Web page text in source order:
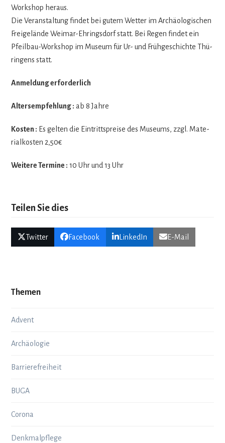
Work­shop heraus.
Die Ver­an­stal­tung fin­det bei gutem Wet­ter im Archäo­lo­gi­schen
Frei­ge­lände Wei­mar-Ehrings­dorf statt. Bei Regen fin­det ein
Pfeil­bau-Work­shop im Museum für Ur- und Früh­ge­schichte Thü­
rin­gens statt.
Anmel­dung erforderlich
Alters­emp­feh­lung : ab 8 Jahre
Kos­ten : Es gel­ten die Ein­tritts­preise des Muse­ums, zzgl. Mate­
ri­al­kos­ten 2,50€
Wei­tere Ter­mine : 10 Uhr und 13 Uhr
Teilen Sie dies
Twitter Facebook LinkedIn E-Mail
Themen
Advent
Archäologie
Barrierefreiheit
BUGA
Corona
Denkmalpflege